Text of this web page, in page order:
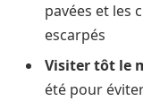
pavées et les
escarpés
Visiter tôt le
été pour